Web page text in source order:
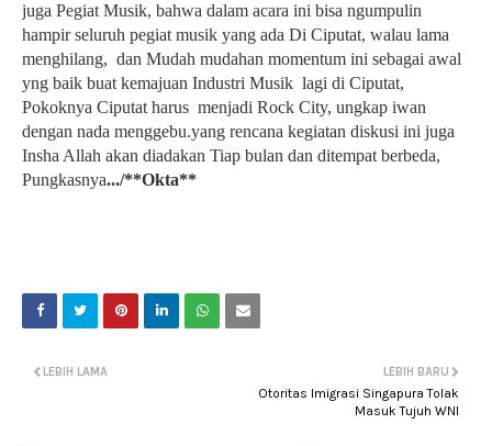
juga Pegiat Musik, bahwa dalam acara ini bisa ngumpulin
hampir seluruh pegiat musik yang ada Di Ciputat, walau lama
menghilang, dan Mudah mudahan momentum ini sebagai awal
yng baik buat kemajuan Industri Musik lagi di Ciputat,
Pokoknya Ciputat harus menjadi Rock City, ungkap iwan
dengan nada menggebu.yang rencana kegiatan diskusi ini juga
Insha Allah akan diadakan Tiap bulan dan ditempat berbeda,
Pungkasnya.../**Okta**
LEBIH BARU
Otoritas Imigrasi Singapura Tolak
Masuk Tujuh WNI
LEBIH LAMA